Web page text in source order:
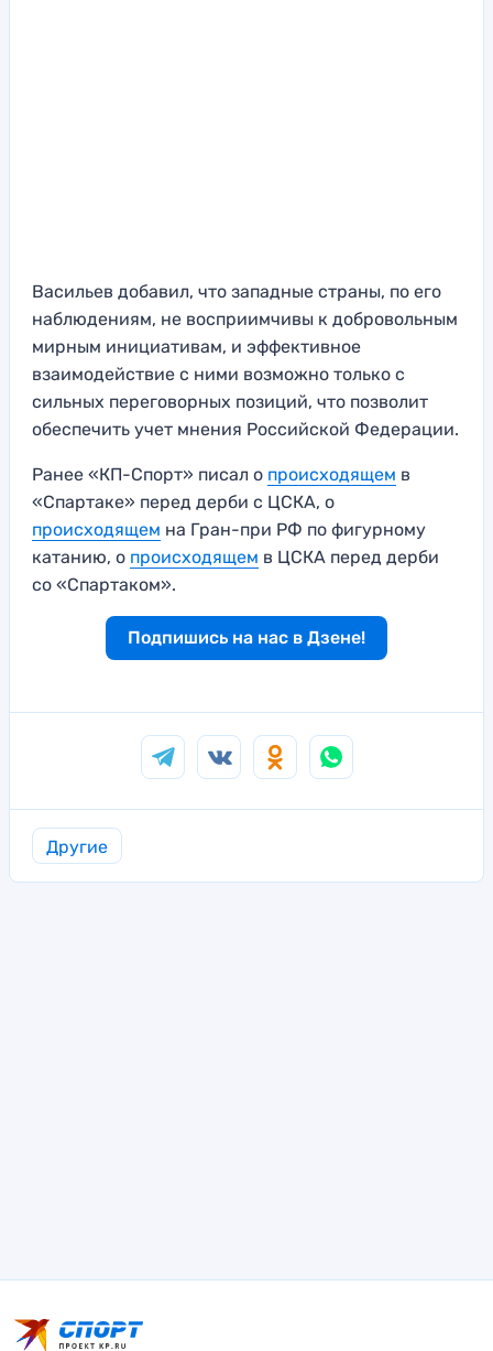
Васильев добавил, что западные страны, по его
наблюдениям, не восприимчивы к добровольным
мирным инициативам, и эффективное
взаимодействие с ними возможно только с
сильных переговорных позиций, что позволит
обеспечить учет мнения Российской Федерации.
Ранее «КП-Спорт» писал о происходящем в
«Спартаке» перед дерби с ЦСКА, о
происходящем на Гран-при РФ по фигурному
катанию, о происходящем в ЦСКА перед дерби
со «Спартаком».
Подпишись на нас в Дзене!
Другие